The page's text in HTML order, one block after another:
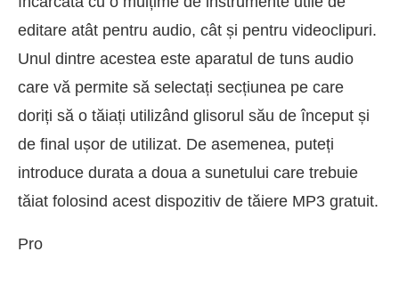
editare atât pentru audio, cât și pentru videoclipuri.
Unul dintre acestea este aparatul de tuns audio
care vă permite să selectați secțiunea pe care
doriți să o tăiați utilizând glisorul său de început și
de final ușor de utilizat. De asemenea, puteți
introduce durata a doua a sunetului care trebuie
tăiat folosind acest dispozitiv de tăiere MP3 gratuit.
Pro